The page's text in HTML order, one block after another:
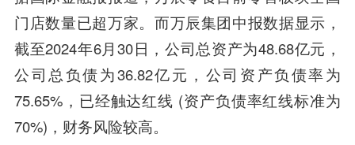
门店数量已超万家。而万辰集团中报数据显示，
截至2024年6月30日，公司总资产为48.68亿元，
公司总负债为36.82亿元，公司资产负债率为
75.65%，已经触达红线 (资产负债率红线标准为
70%)，财务风险较高。